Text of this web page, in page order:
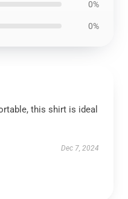
0%
0%
this shirt is ideal
Dec 7, 2024